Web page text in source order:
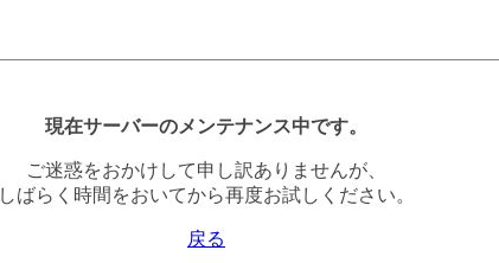
現在サーバーのメンテナンス中です。
ご迷惑をおかけして申し訳ありませんが、
しばらく時間をおいてから再度お試しください。
戻る